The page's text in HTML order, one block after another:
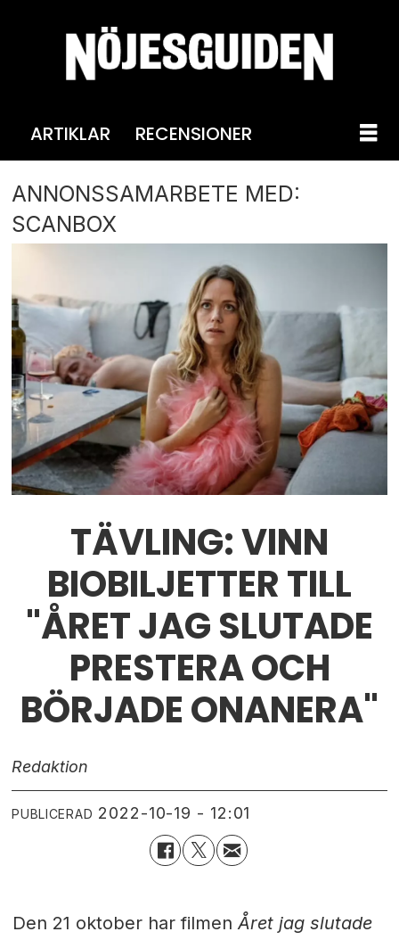
ARTIKLAR RECENSIONER
ANNONSSAMARBETE MED:
SCANBOX
TÄVLING: VINN
BIOBILJETTER TILL
"ÅRET JAG SLUTADE
PRESTERA OCH
BÖRJADE ONANERA"
Redaktion
PUBLICERAD 2022-10-19 - 12:01
Den 21 oktober har filmen Året jag slutade